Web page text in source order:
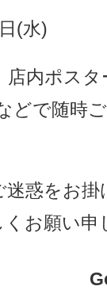
(水)
内ポスタ
どで随時
迷惑をお
お願い申